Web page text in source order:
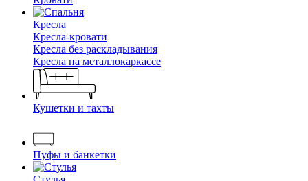
Кресла
Кресла-кровати
Кресла без раскладывания
Кресла на металлокаркассе
Кушетки и тахты
Пуфы и банкетки